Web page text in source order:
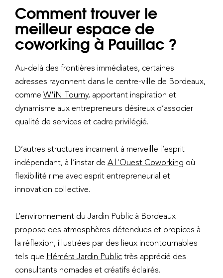
Comment trouver le
meilleur espace de
coworking à Pauillac ?
Au-delà des frontières immédiates, certaines
adresses rayonnent dans le centre-ville de Bordeaux,
comme W'iN Tourny, apportant inspiration et
dynamisme aux entrepreneurs désireux d’associer
qualité de services et cadre privilégié.
D’autres structures incarnent à merveille l’esprit
indépendant, à l’instar de A l'Ouest Coworking où
flexibilité rime avec esprit entrepreneurial et
innovation collective.
L’environnement du Jardin Public à Bordeaux
propose des atmosphères détendues et propices à
la réflexion, illustrées par des lieux incontournables
tels que Héméra Jardin Public très apprécié des
consultants nomades et créatifs éclairés.